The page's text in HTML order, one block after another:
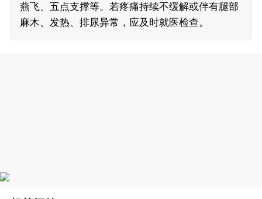
燕飞、五点支撑等。若疼痛持续不缓解或伴有腿部
麻木、发热、排尿异常，应及时就医检查。